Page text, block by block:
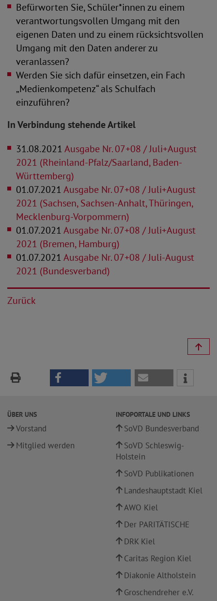
Befürworten Sie, Schüler*innen zu einem
verantwortungsvollen Umgang mit den
eigenen Daten und zu einem rücksichtsvollen
Umgang mit den Daten anderer zu
veranlassen?
Werden Sie sich dafür einsetzen, ein Fach
„Medienkompetenz“ als Schulfach
einzuführen?
In Verbindung stehende Artikel
31.08.2021Ausgabe Nr. 07+08 / Juli+August
2021 (Rheinland-Pfalz/Saarland, Baden-
Württemberg)
01.07.2021Ausgabe Nr. 07+08 / Juli+August
2021 (Sachsen, Sachsen-Anhalt, Thüringen,
Mecklenburg-Vorpommern)
01.07.2021Ausgabe Nr. 07+08 / Juli+August
2021 (Bremen, Hamburg)
01.07.2021Ausgabe Nr. 07+08 / Juli-August
2021 (Bundesverband)
Zurück
ÜBER UNS
Vorstand
Mitglied werden
INFOPORTALE UND LINKS
SoVD Bundesverband
SoVD Schleswig-
Holstein
SoVD Publikationen
Landeshauptstadt Kiel
AWO Kiel
Der PARITÄTISCHE
DRK Kiel
Caritas Region Kiel
Diakonie Altholstein
Groschendreher e.V.